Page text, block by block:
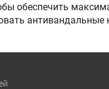
обеспечить
антивандальные